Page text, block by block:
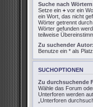
Suche nach
Setze ein + vor ein
ein Wort, das nicht
Wörter getrennt durch
Wörter gefunden
teilweise
Zu suchender Autor:
Benutze ein * als
SUCHOPTIONEN
Zu durchsuchende
Wähle das Forum
Unterforen werden
„Unterforen